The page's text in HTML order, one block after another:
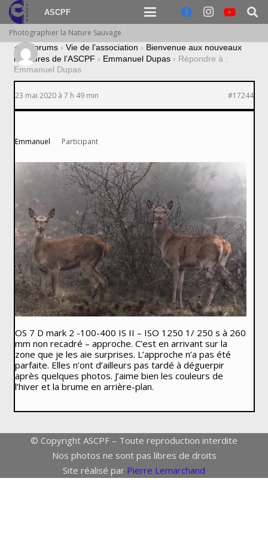
ASCPF
Photographier la Nature Sauvage
› Forums › Vie de l’association › Bienvenue aux nouveaux
membres de l’ASCPF › Emmanuel Dupas › Répondre à :
Emmanuel Dupas
23 mai 2020 à 7 h 49 min #17244
Emmanuel Participant
OS 7 D mark 2 -100-400 IS II – ISO 1250 1/ 250 s à 260
mm non recadré – approche. C’est en arrivant sur la
zone que je les aie surprises. L’approche n’a pas été
parfaite. Elles n’ont d’ailleurs pas tardé à déguerpir
après quelques photos. J’aime bien les couleurs de
l’hiver et la brume en arrière-plan.
© Copyright ASCPF – Toute reproduction interdite
Nos photos ne sont pas libres de droits
Site réalisé par Pierre Lemarchand